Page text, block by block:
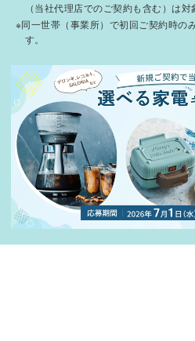
（当社代理店でのご契約も含む）は対
※同一世帯（事業所）で初回ご契約時の
す。